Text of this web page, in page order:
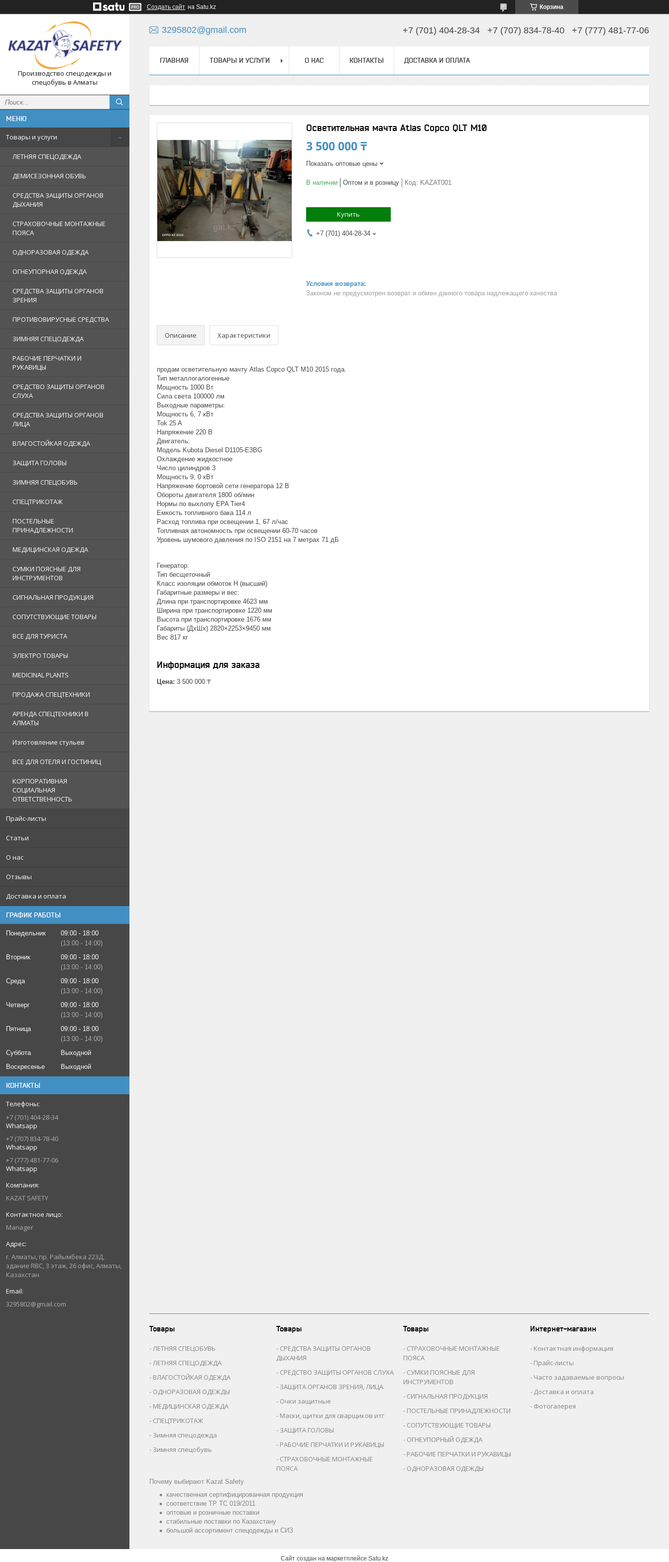
Создать сайт на Satu.kz Корзина
Производство спецодежды и
спецобувь в Алматы
Товары и услуги
ЛЕТНЯЯ СПЕЦОДЕЖДА
ДЕМИСЕЗОННАЯ ОБУВЬ
СРЕДСТВА ЗАЩИТЫ ОРГАНОВ
ДЫХАНИЯ
СТРАХОВОЧНЫЕ МОНТАЖНЫЕ
ПОЯСА
ОДНОРАЗОВАЯ ОДЕЖДА
ОГНЕУПОРНАЯ ОДЕЖДА
СРЕДСТВА ЗАЩИТЫ ОРГАНОВ
ЗРЕНИЯ
ПРОТИВОВИРУСНЫЕ СРЕДСТВА
ЗИМНЯЯ СПЕЦОДЕЖДА
РАБОЧИЕ ПЕРЧАТКИ И
РУКАВИЦЫ
СРЕДСТВО ЗАЩИТЫ ОРГАНОВ
СЛУХА
СРЕДСТВА ЗАЩИТЫ ОРГАНОВ
ЛИЦА
ВЛАГОСТОЙКАЯ ОДЕЖДА
ЗАЩИТА ГОЛОВЫ
ЗИМНЯЯ СПЕЦОБУВЬ
СПЕЦТРИКОТАЖ
ПОСТЕЛЬНЫЕ
ПРИНАДЛЕЖНОСТИ
МЕДИЦИНСКАЯ ОДЕЖДА
СУМКИ ПОЯСНЫЕ ДЛЯ
ИНСТРУМЕНТОВ
СИГНАЛЬНАЯ ПРОДУКЦИЯ
СОПУТСТВУЮЩИЕ ТОВАРЫ
ВСЕ ДЛЯ ТУРИСТА
ЭЛЕКТРО ТОВАРЫ
MEDICINAL PLANTS
ПРОДАЖА СПЕЦТЕХНИКИ
АРЕНДА СПЕЦТЕХНИКИ В
АЛМАТЫ
Изготовление стульев
ВСЕ ДЛЯ ОТЕЛЯ И ГОСТИНИЦ
КОРПОРАТИВНАЯ
СОЦИАЛЬНАЯ
ОТВЕТСТВЕННОСТЬ
Прайс-листы
Статьи
О нас
Отзывы
Доставка и оплата
ГРАФИК РАБОТЫ
Понедельник 09:00
18:00
13:00
14:00
Вторник
09:00
18:00
13:00
14:00
Среда
09:00
18:00
13:00
14:00
Четверг
09:00
18:00
13:00
14:00
Пятница
09:00
18:00
13:00
14:00
Суббота
Выходной
Воскресенье
Выходной
КОНТАКТЫ
+7 (701) 404-28-34
Whatsapp
+7 (707) 834-78-40
Whatsapp
+7 (777) 481-77-06
Whatsapp
KAZAT SAFETY
Manager
г. Алматы, пр. Райымбека 223Д,
здание RBC, 3 этаж, 26 офис, Алматы,
Казахстан
3295802@gmail.com
3295802@gmail.com +7 (701) 404-28-34 +7 (707) 834-78-40 +7 (777) 481-77-06
ГЛАВНАЯ ТОВАРЫ И УСЛУГИ О НАС КОНТАКТЫ ДОСТАВКА И ОПЛАТА
Осветительная мачта Atlas Copco QLT M10
3 500 000 ₸
Показать оптовые цены
В наличии Оптом и в розницу Код: KAZAT001
Купить
+7 (701) 404-28-34
Законом не предусмотрен возврат и обмен данного товара надлежащего качества
Описание Характеристики
продам осветительную мачту Atlas Copco QLT M10 2015 года.
Тип металлогалогенные
Мощность 1000 Вт
Сила света 100000 лм
Выходные параметры:
Мощность 6, 7 кВт
Tok 25 A
Напряжение 220 В
Двигатель:
Модель Kubota Diesel D1105-E3BG
Охлаждение жидкостное
Число цилиндров 3
Мощность 9, 0 кВт
Напряжение бортовой сети генератора 12 В
Обороты двигателя 1800 об/мин
Нормы по выхлопу EPA Tier4
Емкость топливного бака 114 л
Расход топлива при освещении 1, 67 л/час
Топливная автономность при освещении 60-70 часов
Уровень шумового давления по ISO 2151 на 7 метрах 71 дБ
Генератор:
Тип бесщеточный
Класс изоляции обмоток Н (высший)
Габаритные размеры и вес:
Длина при транспортировке 4623 мм
Ширина при транспортировке 1220 мм
Высота при транспортировке 1676 мм
Габариты (ДхШх) 2820×2253×9450 мм
Bec 817 кг
Информация для заказа
Цена: 3 500 000 ₸
Товары
ЛЕТНЯЯ СПЕЦОБУВЬ
ЛЕТНЯЯ СПЕЦОДЕЖДА
ВЛАГОСТОЙКАЯ ОДЕЖДА
ОДНОРАЗОВАЯ ОДЕЖДЫ
МЕДИЦИНСКАЯ ОДЕЖДА
СПЕЦТРИКОТАЖ
Зимняя спецодежда
Зимняя спецобувь
Товары
СРЕДСТВА ЗАЩИТЫ ОРГАНОВ
ДЫХАНИЯ
СРЕДСТВО ЗАЩИТЫ ОРГАНОВ СЛУХА
ЗАЩИТА ОРГАНОВ ЗРЕНИЯ, ЛИЦА
Очки защитные
Маски, щитки для сварщиков итг
ЗАЩИТА ГОЛОВЫ
РАБОЧИЕ ПЕРЧАТКИ И РУКАВИЦЫ
СТРАХОВОЧНЫЕ МОНТАЖНЫЕ
ПОЯСА
Товары
СТРАХОВОЧНЫЕ МОНТАЖНЫЕ
ПОЯСА
СУМКИ ПОЯСНЫЕ ДЛЯ
ИНСТРУМЕНТОВ
СИГНАЛЬНАЯ ПРОДУКЦИЯ
ПОСТЕЛЬНЫЕ ПРИНАДЛЕЖНОСТИ
СОПУТСТВУЮЩИЕ ТОВАРЫ
ОГНЕУПОРНЫЙ ОДЕЖДА
РАБОЧИЕ ПЕРЧАТКИ И РУКАВИЦЫ
ОДНОРАЗОВАЯ ОДЕЖДЫ
Интернет-магазин
Контактная информация
Прайс-листы
Часто задаваемые вопросы
Доставка и оплата
Фотогалерея
Почему выбирают Kazat Safety
качественная сертифицированная продукция
соответствие ТР ТС 019/2011
оптовые и розничные поставки
стабильные поставки по Казахстану
большой ассортимент спецодежды и СИЗ
Сайт создан на маркетплейсе Satu.kz